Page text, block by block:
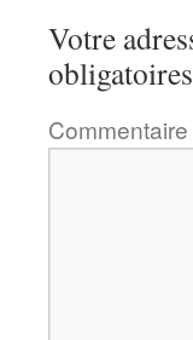
Votre
Commentaire